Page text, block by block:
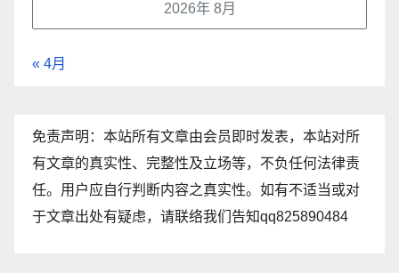
2026年 8月
« 4月
免责声明：本站所有文章由会员即时发表，本站对所
有文章的真实性、完整性及立场等，不负任何法律责
任。用户应自行判断内容之真实性。如有不适当或对
于文章出处有疑虑，请联络我们告知qq825890484